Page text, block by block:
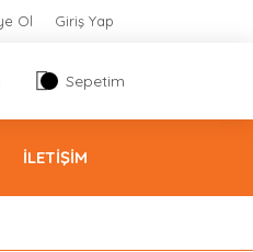
Ol Giriş Yap
Sepetim
İLETİŞİM